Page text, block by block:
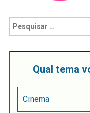
Qual tema
Cinema